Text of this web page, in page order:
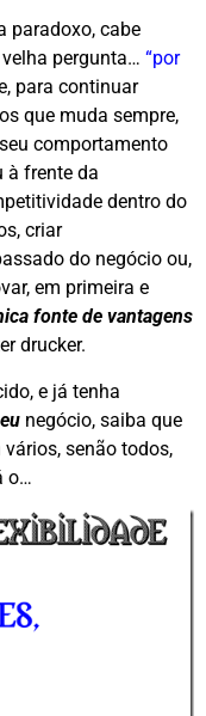
paradoxo, cabe
pergunta… “por
para continuar
que muda sempre,
comportamento
à frente da
dentro do
criar
do negócio ou,
em primeira e
fonte de vantagens
drucker.
e já tenha
negócio, saiba que
senão todos,
o…